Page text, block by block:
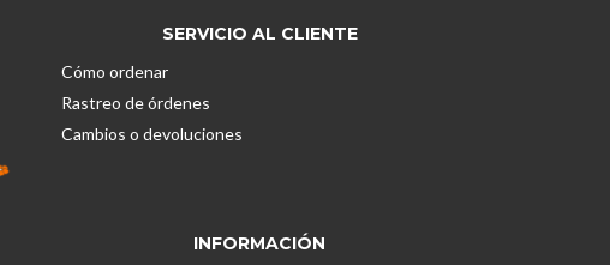
SERVICIO AL CLIENTE
Cómo ordenar
Rastreo de órdenes
Cambios o devoluciones
INFORMACIÓN